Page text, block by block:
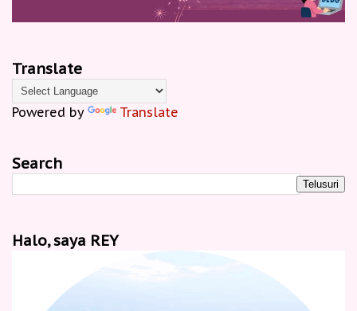
Translate
Powered by Translate
Search
Halo, saya REY